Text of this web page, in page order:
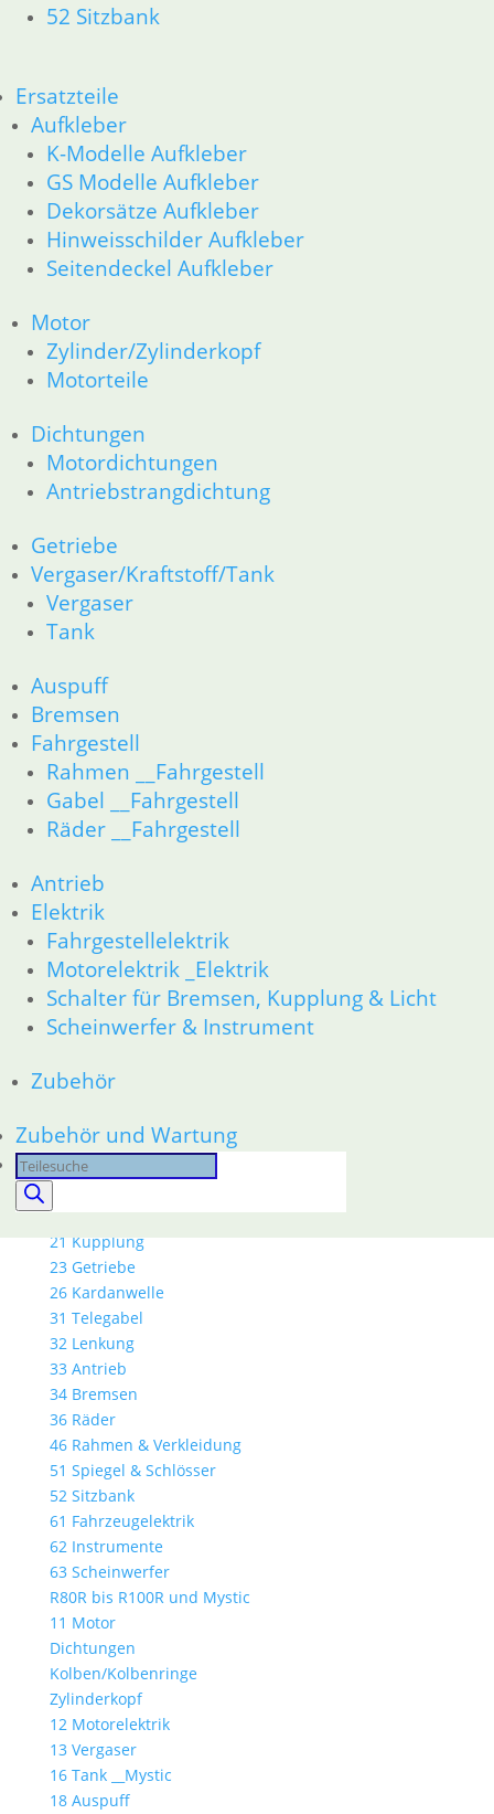
52 Sitzbank
Ersatzteile
Aufkleber
K-Modelle Aufkleber
GS Modelle Aufkleber
Dekorsätze Aufkleber
Hinweisschilder Aufkleber
Seitendeckel Aufkleber
Motor
Zylinder/Zylinderkopf
Motorteile
Dichtungen
Motordichtungen
Antriebstrangdichtung
Getriebe
Vergaser/Kraftstoff/Tank
Vergaser
Tank
Auspuff
Bremsen
Fahrgestell
Rahmen __Fahrgestell
Gabel __Fahrgestell
Räder __Fahrgestell
Antrieb
Elektrik
Fahrgestellelektrik
Motorelektrik _Elektrik
Schalter für Bremsen, Kupplung & Licht
Scheinwerfer & Instrument
Zubehör
Zubehör und Wartung
Products
search
13 Vergaser
21 Kupplung
23 Getriebe
31 Telegabel
26 Kardanwelle
32 Lenkung
33 Antrieb
36 Räder
34 Bremsen
51 Spiegel & Schlösser __PDR80Basic
52 Sitzbank
61 Fahrzeugelektrik
63 Scheinwerfer
R80G/S R65G/S bis R80ST
11 Motor
Dichtungen
Kolben/Kolbenringe
12 Motorelektrik
16 Tank
18 Auspuff
21 Kupplung
23 Getriebe
26 Kardanwelle
31 Telegabel
32 Lenkung
33 Antrieb
34 Bremsen
46 Rahmen & Verkleidung
51 Spiegel & Schlösser
61 Fahrzeugelektrik
62 Instrumente
52 Sitzbank
R80GS bis R100GS PD 1990
11 Motor
Kolben/Kolbenringe
12 Motorelektrik
13 Vergaser
16 Tank
18 Auspuff
21 Kupplung
23 Getriebe
26 Kardanwelle
31 Telegabel
32 Lenkung
33 Antrieb
34 Bremsen
36 Räder
46 Rahmen & Verkleidung
51 Spiegel & Schlösser
52 Sitzbank
61 Fahrzeugelektrik
62 Instrumente
63 Scheinwerfer
R80R bis R100R und Mystic
11 Motor
Dichtungen
Kolben/Kolbenringe
Zylinderkopf
12 Motorelektrik
13 Vergaser
16 Tank __Mystic
18 Auspuff